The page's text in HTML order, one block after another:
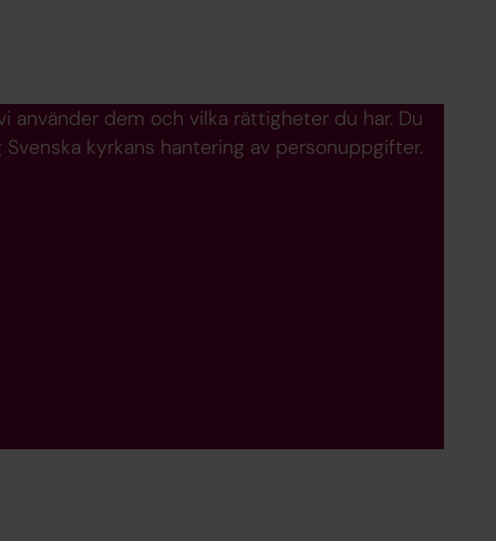
använder dem och vilka rättigheter du har. Du
kyrkans hantering av personuppgifter.